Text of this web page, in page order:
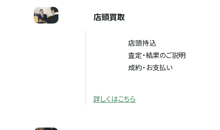
店頭買取
店頭持込
査定・結果のご説明
成約・お支払い
詳しくはこちら